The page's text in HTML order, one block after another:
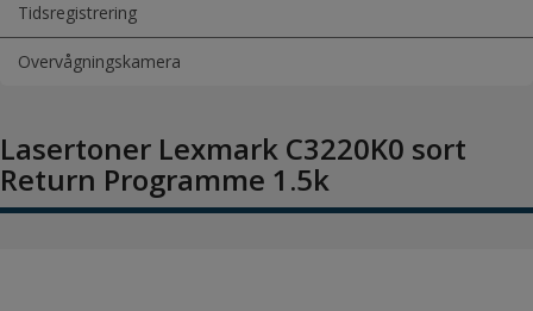
Tidsregistrering
Overvågningskamera
Lasertoner Lexmark C3220K0 sort
Return Programme 1.5k